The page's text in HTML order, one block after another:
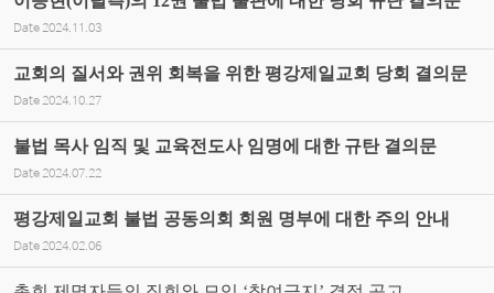
Date 2024.11.03
교회의 질서와 권위 회복을 위한 평강제일교회 당회 결의문
Date 2024.10.27
불법 목사 임직 및 교육전도사 임명에 대한 규탄 결의문
Date 2024.07.22
평강제일교회 불법 공동의회 회원 명부에 대한 주의 안내
Date 2024.02.06